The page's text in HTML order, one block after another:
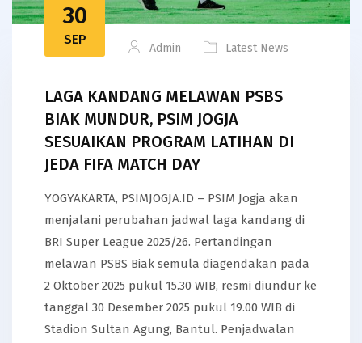
30
SEP
Admin Latest News
LAGA KANDANG MELAWAN PSBS
BIAK MUNDUR, PSIM JOGJA
SESUAIKAN PROGRAM LATIHAN DI
JEDA FIFA MATCH DAY
YOGYAKARTA, PSIMJOGJA.ID – PSIM Jogja akan
menjalani perubahan jadwal laga kandang di
BRI Super League 2025/26. Pertandingan
melawan PSBS Biak semula diagendakan pada
2 Oktober 2025 pukul 15.30 WIB, resmi diundur ke
tanggal 30 Desember 2025 pukul 19.00 WIB di
Stadion Sultan Agung, Bantul. Penjadwalan